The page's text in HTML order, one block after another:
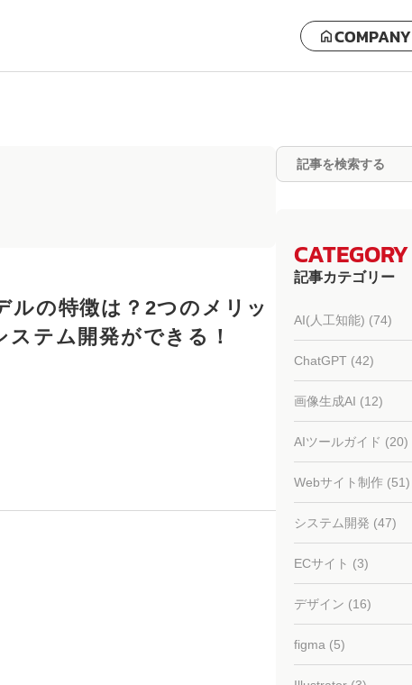
COMPANY
ルの特徴は？2つのメリッ
ステム開発ができる！
CATEGORY
記事カテゴリー
AI(人工知能) (74)
ChatGPT (42)
画像生成AI (12)
AIツールガイド (20)
Webサイト制作 (51)
システム開発 (47)
ECサイト (3)
デザイン (16)
figma (5)